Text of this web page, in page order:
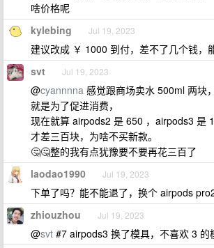
啥价格呢
kylebing Jul 19, 2023
建议改成 ￥ 1000 到付，差不了几个钱，
svt Jul 19, 2023
@cyannnna 感觉跟商场卖水 500ml 两块
就是为了促进消费，
现在就算 airpods2 是 650 ，airpods3 是
才差三百块，为啥不买新款。
🤔🤔整的我有点犹豫要不要再花三百了
laodao1990 Jul 19, 2023
下单了吗？能不能退了，换个 airpods
zhiouzhou Jul 19, 2023
@svt #7 airpods3 换了模具，不喜欢 3 的